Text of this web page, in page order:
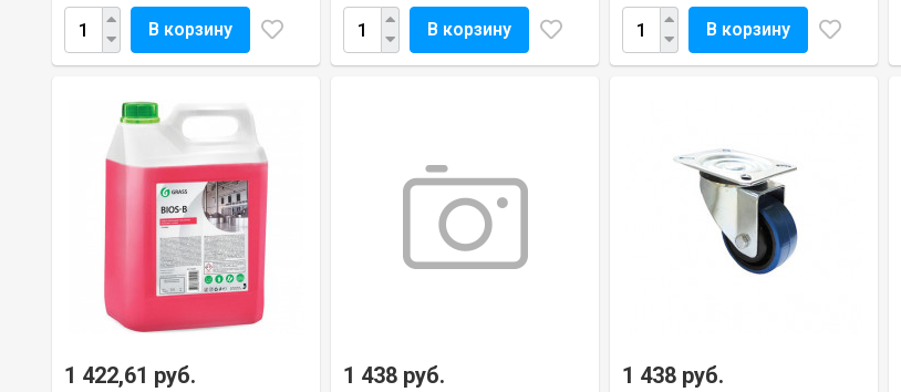
В корзину В корзину В корзину
1 422,61 руб. 1 438 руб. 1 438 руб.